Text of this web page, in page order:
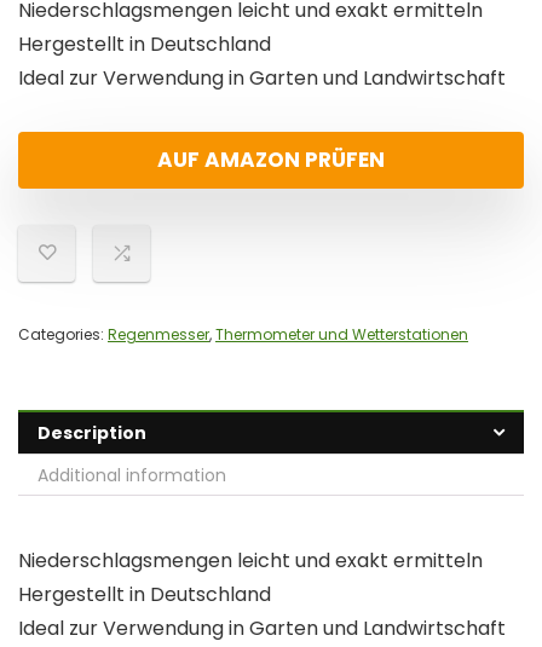
Niederschlagsmengen leicht und exakt ermitteln
Hergestellt in Deutschland
Ideal zur Verwendung in Garten und Landwirtschaft
AUF AMAZON PRÜFEN
Categories: Regenmesser,Thermometer und Wetterstationen
Description
Additional information
Niederschlagsmengen leicht und exakt ermitteln
Hergestellt in Deutschland
Ideal zur Verwendung in Garten und Landwirtschaft